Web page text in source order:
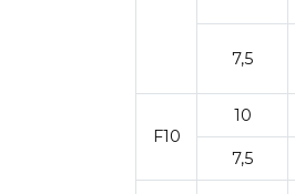
7,5
F10
10
7,5